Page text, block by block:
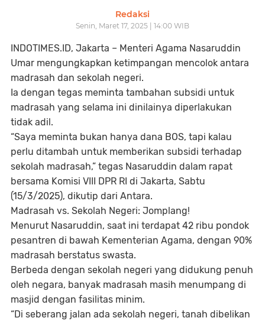
Redaksi
Senin, Maret 17, 2025 | 14:00 WIB
INDOTIMES.ID, Jakarta – Menteri Agama Nasaruddin
Umar mengungkapkan ketimpangan mencolok antara
madrasah dan sekolah negeri.
Ia dengan tegas meminta tambahan subsidi untuk
madrasah yang selama ini dinilainya diperlakukan
tidak adil.
“Saya meminta bukan hanya dana BOS, tapi kalau
perlu ditambah untuk memberikan subsidi terhadap
sekolah madrasah,” tegas Nasaruddin dalam rapat
bersama Komisi VIII DPR RI di Jakarta, Sabtu
(15/3/2025), dikutip dari Antara.
Madrasah vs. Sekolah Negeri: Jomplang!
Menurut Nasaruddin, saat ini terdapat 42 ribu pondok
pesantren di bawah Kementerian Agama, dengan 90%
madrasah berstatus swasta.
Berbeda dengan sekolah negeri yang didukung penuh
oleh negara, banyak madrasah masih menumpang di
masjid dengan fasilitas minim.
“Di seberang jalan ada sekolah negeri, tanah dibelikan